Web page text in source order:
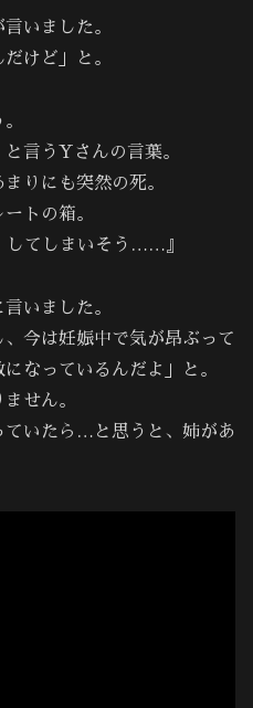
いました。
けど」と。
言うYさんの言葉。
りにも突然の死。
トの箱。
してしまいそう……』
いました。
、今は妊娠中で気が昂ぶって
なっているんだよ」と。
せん。
ていたら…と思うと、姉があ